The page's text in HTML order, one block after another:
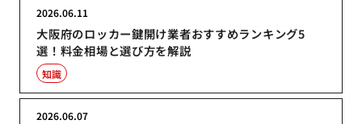
大阪府のロッカー鍵開け業者おすすめランキング5
選！料金相場と選び方を解説
2026.06.11
知識
2026.06.07